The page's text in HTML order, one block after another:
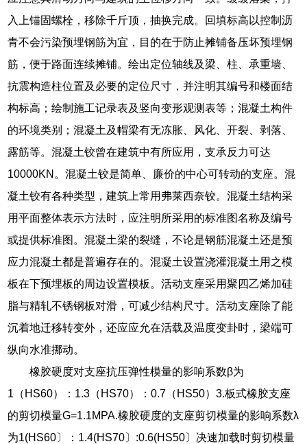
入上锚固螺栓，移除千斤顶，抽换完成。回填标高以控制沥
青不会污染预埋钢筋为宜，目的在于防止摊铺备压坏预埋钢
筋，便于路面连续摊铺。绘出定位轴线及梁、柱、承重墙、
抗震构造柱位置及必要的定位尺寸，并注明其编号和楼面结
构标高；绘制施工记录表及竖向变形观测表等；混凝土构件
的环境类别；混凝土及帽梁有无冻胀、风化、开裂、剥落、
露筋等。混凝土铰曾在建筑中有所应用，支承反力可达
10000KN。混凝土铰是简单、廉价的中心可转动的支座。混
凝土铰有各种类型，建筑上常用弗莱西奈铰。混凝土结构采
用平面整体表示方法时，应注明所采用的标准图名称及编号
或提供标准图。混凝土梁的裂缝，不论是钢筋混凝土还是预
应力混凝土都是普遍存在的。混凝土设置浇灌混凝土用之模
板在下预埋板的周边设置模板。活动支座采用聚四乙烯加硅
脂与精轧不锈钢板对滑，可减少结构尺寸。活动支座除了能
沉着地迁移转变外，还应应允在活载及温度变卦时，梁端可
纵向水准挪动。
橡胶硬度对支座抗压弹性模量的影响系数β为
1（HS60）：1.3（HS70）：0.7（HS50）3.板式橡胶支座
的剪切模量G=1.1MPA.橡胶硬度的支座剪切模量的影响系数λ
为1(HS60〕：1.4(HS70〕:0.6(HS50〕决速加载时剪切模量